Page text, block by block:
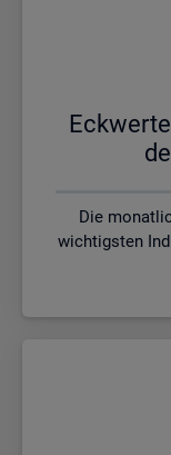
Die
wichtigsten